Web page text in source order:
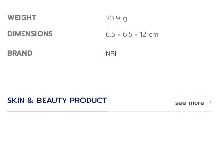
WEIGHT
30.9 g
DIMENSIONS
6.5 × 6.5 × 12 cm
BRAND
NBL
SKIN & BEAUTY PRODUCT see more